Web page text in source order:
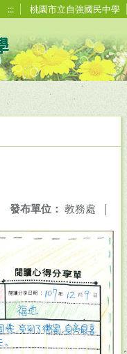
::: 桃園市立自強國民中學
發布單位： 教務處 |